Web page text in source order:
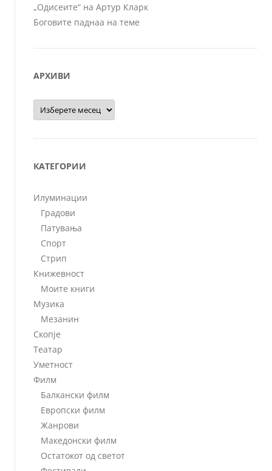
„Одисеите“ на Артур Кларк
Боговите паднаа на теме
АРХИВИ
Архиви
КАТЕГОРИИ
Илуминации
Градови
Патувања
Спорт
Стрип
Книжевност
Моите книги
Музика
Мезанин
Скопје
Театар
Уметност
Филм
Балкански филм
Европски филм
Жанрови
Македонски филм
Остатокот од светот